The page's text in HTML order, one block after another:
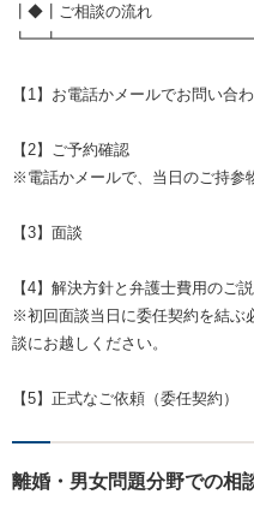
┃◆┃ご相談の流れ
【1】お電話かメールでお問い合
【2】ご予約確認
※電話かメールで、当日のご持参
【3】面談
【4】解決方針と弁護士費用のご
※初回面談当日に委任契約を結ぶ
談にお越しください。
【5】正式なご依頼（委任契約）
離婚・男女問題分野での相